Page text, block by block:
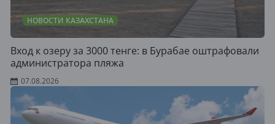
НОВОСТИ КАЗАХСТАНА
Вход к озеру за 3000 тенге: в Бурабае оштрафовали
администратора пляжа
07.08.2026